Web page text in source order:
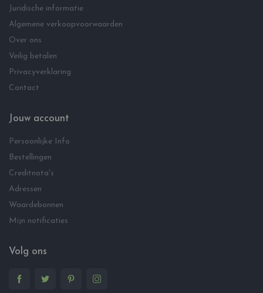
Juridische informatie
Algemene verkoopvoorwaarden
Over ons
Veilig betalen
Privacyverklaring
Contact
Jouw account
Persoonlijke Info
Bestellingen
Creditnota's
Adressen
Waardebonnen
Mijn notificaties
Volg ons